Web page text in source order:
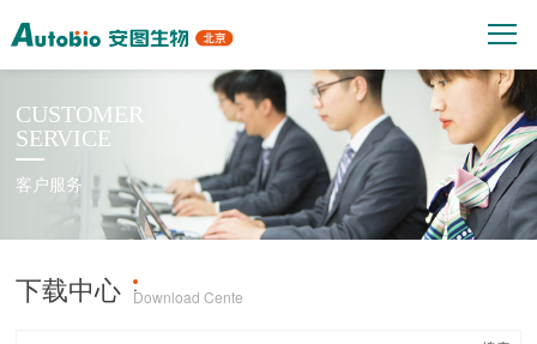
CUSTOMER
SERVICE
客户服务
下载中心 ·Download Cente